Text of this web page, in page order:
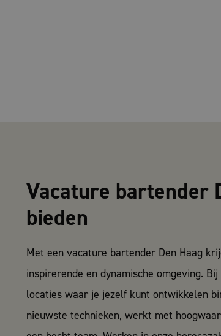
Vacature bartender
bieden
Met een vacature bartender Den Haag
inspirerende en dynamische omgeving.
locaties waar je jezelf kunt ontwikkelen
nieuwste technieken, werkt met